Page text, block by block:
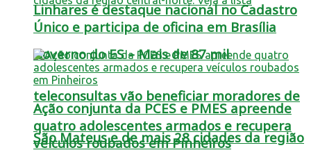
Governo do ES – Mais de 87 mil
teleconsultas vão beneficiar moradores de
São Mateus e de mais 28 cidades da região
Linhares é destaque nacional no Cadastro
Único e participa de oficina em Brasília
Ação conjunta da PCES e PMES apreende
quatro adolescentes armados e recupera
veículos roubados em Pinheiros